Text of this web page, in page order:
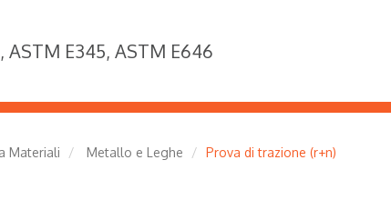
ASTM E345, ASTM E646
Materiali Metallo e Leghe Prova di trazione (r+n)